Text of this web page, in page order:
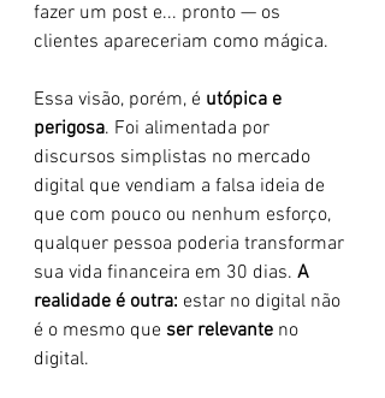
fazer um post e... pronto — os
clientes apareceriam como mágica.
Essa visão, porém, é utópica e
perigosa. Foi alimentada por
discursos simplistas no mercado
digital que vendiam a falsa ideia de
que com pouco ou nenhum esforço,
qualquer pessoa poderia transformar
sua vida financeira em 30 dias. A
realidade é outra: estar no digital não
é o mesmo que ser relevante no
digital.